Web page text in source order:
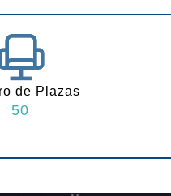
de Plazas
50